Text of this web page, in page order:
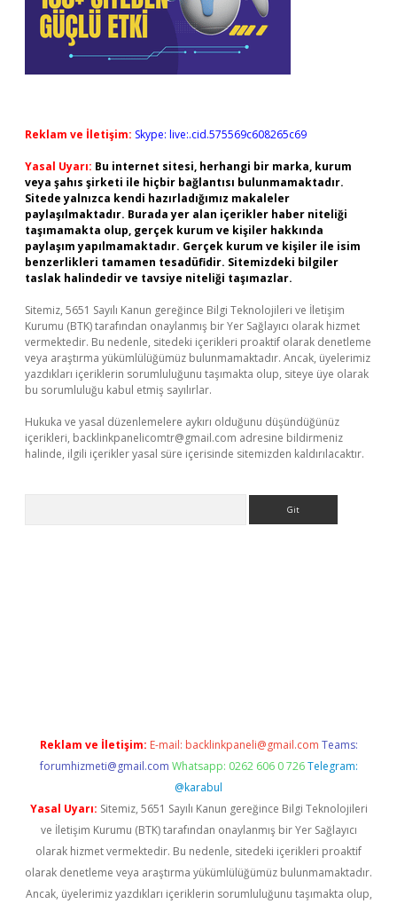
Reklam ve İletişim: Skype: live:.cid.575569c608265c69
Yasal Uyarı: Bu internet sitesi, herhangi bir marka, kurum
veya şahıs şirketi ile hiçbir bağlantısı bulunmamaktadır.
Sitede yalnızca kendi hazırladığımız makaleler
paylaşılmaktadır. Burada yer alan içerikler haber niteliği
taşımamakta olup, gerçek kurum ve kişiler hakkında
paylaşım yapılmamaktadır. Gerçek kurum ve kişiler ile isim
benzerlikleri tamamen tesadüfidir. Sitemizdeki bilgiler
taslak halindedir ve tavsiye niteliği taşımazlar.
Sitemiz, 5651 Sayılı Kanun gereğince Bilgi Teknolojileri ve İletişim
Kurumu (BTK) tarafından onaylanmış bir Yer Sağlayıcı olarak hizmet
vermektedir. Bu nedenle, sitedeki içerikleri proaktif olarak denetleme
veya araştırma yükümlülüğümüz bulunmamaktadır. Ancak, üyelerimiz
yazdıkları içeriklerin sorumluluğunu taşımakta olup, siteye üye olarak
bu sorumluluğu kabul etmiş sayılırlar.
Hukuka ve yasal düzenlemelere aykırı olduğunu düşündüğünüz
içerikleri, backlinkpanelicomtr@gmail.com adresine bildirmeniz
halinde, ilgili içerikler yasal süre içerisinde sitemizden kaldırılacaktır.
Reklam ve İletişim: E-mail: backlinkpaneli@gmail.com Teams:
forumhizmeti@gmail.com Whatsapp: 0262 606 0 726 Telegram:
@karabul
Yasal Uyarı: Sitemiz, 5651 Sayılı Kanun gereğince Bilgi Teknolojileri
ve İletişim Kurumu (BTK) tarafından onaylanmış bir Yer Sağlayıcı
olarak hizmet vermektedir. Bu nedenle, sitedeki içerikleri proaktif
olarak denetleme veya araştırma yükümlülüğümüz bulunmamaktadır.
Ancak, üyelerimiz yazdıkları içeriklerin sorumluluğunu taşımakta olup,